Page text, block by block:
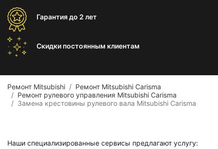
Гарантиядо 2 лет
Скидки постоянным клиентам
Ремонт Mitsubishi
Ремонт Mitsubishi Carisma
Ремонт рулевого управления Mitsubishi Carisma
Замена крестовины рулевого вала Mitsubishi Carisma
Наши специализированные сервисы предлагают услугу: